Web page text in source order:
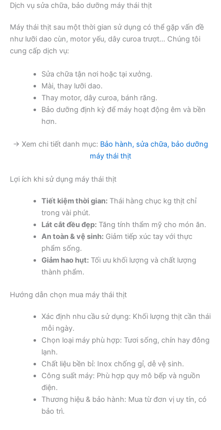
Dịch vụ sửa chữa, bảo dưỡng máy thái thịt
Máy thái thịt sau một thời gian sử dụng có thể gặp vấn đề
như lưỡi dao cùn, motor yếu, dây curoa trượt… Chúng tôi
cung cấp dịch vụ:
Sửa chữa tận nơi hoặc tại xưởng.
Mài, thay lưỡi dao.
Thay motor, dây curoa, bánh răng.
Bảo dưỡng định kỳ để máy hoạt động êm và bền
hơn.
→ Xem chi tiết danh mục: Bảo hành, sửa chữa, bảo dưỡng
máy thái thịt
Lợi ích khi sử dụng máy thái thịt
Tiết kiệm thời gian:Thái hàng chục kg thịt chỉ
trong vài phút.
Lát cắt đều đẹp:Tăng tính thẩm mỹ cho món ăn.
An toàn & vệ sinh:Giảm tiếp xúc tay với thực
phẩm sống.
Giảm hao hụt:Tối ưu khối lượng và chất lượng
thành phẩm.
Hướng dẫn chọn mua máy thái thịt
Xác định nhu cầu sử dụng: Khối lượng thịt cần thái
mỗi ngày.
Chọn loại máy phù hợp: Tươi sống, chín hay đông
lạnh.
Chất liệu bền bỉ: Inox chống gỉ, dễ vệ sinh.
Công suất máy: Phù hợp quy mô bếp và nguồn
điện.
Thương hiệu & bảo hành: Mua từ đơn vị uy tín, có
bảo trì.